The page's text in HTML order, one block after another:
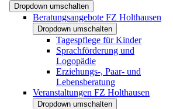
Dropdown umschalten
Beratungsangebote FZ Holthausen
Dropdown umschalten
Tagespflege für Kinder
Sprachförderung und
Logopädie
Erziehungs-, Paar- und
Lebensberatung
Veranstaltungen FZ Holthausen
Dropdown umschalten